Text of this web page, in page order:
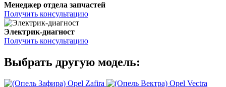
Менеджер отдела запчастей
Получить консультацию
Электрик-диагност
Получить консультацию
Выбрать другую модель:
Opel Zafira Opel Vectra